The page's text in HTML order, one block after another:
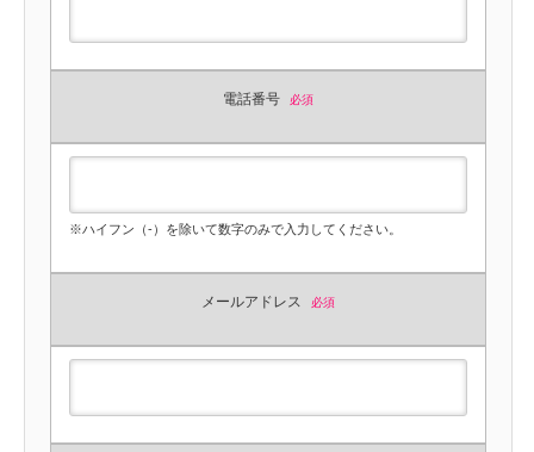
電話番号 必須
※ハイフン（-）を除いて数字のみで入力してください。
メールアドレス 必須